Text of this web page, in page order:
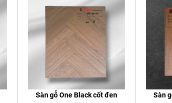
Sàn gỗ One Black cốt đen
Sàn